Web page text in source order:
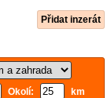
Přidat inzerát
Okolí:
km